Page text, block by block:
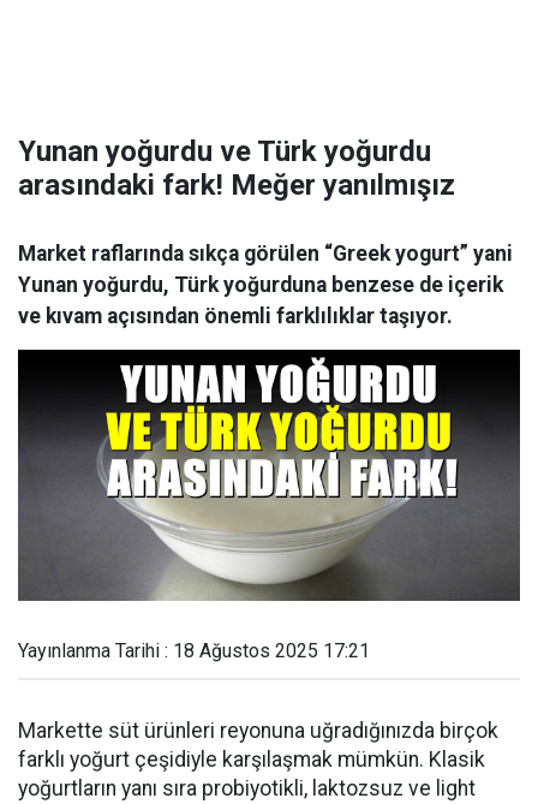
Yunan yoğurdu ve Türk yoğurdu
arasındaki fark! Meğer yanılmışız
Market raflarında sıkça görülen “Greek yogurt” yani
Yunan yoğurdu, Türk yoğurduna benzese de içerik
ve kıvam açısından önemli farklılıklar taşıyor.
Yayınlanma Tarihi : 18 Ağustos 2025 17:21
Markette süt ürünleri reyonuna uğradığınızda birçok
farklı yoğurt çeşidiyle karşılaşmak mümkün. Klasik
yoğurtların yanı sıra probiyotikli, laktozsuz ve light